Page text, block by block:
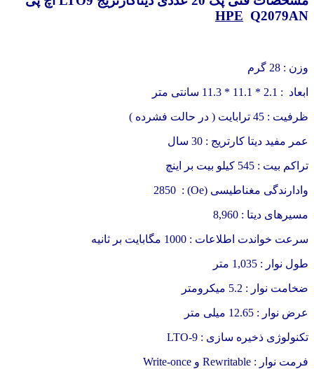
HPE Q2079AN
وزن : 28 گرم
ابعاد : 2.1 * 11.1 * 11.3 سانتی متر
ظرفیت : 45 ترابایت ( در حالت فشرده )
عمر مفید دیتا کارتریج : 30 سال
تراکم بیت : 545 کیلو بیت بر اینچ
وادارندگی مغناطیسی (Oe) :
مسیرهای دیتا : 8,960
سرعت خواندت اطلاعات : 1000 مگابایت بر ثانیه
طول نوار : 1,035 متر
ضخامت نوار : 5.2 میکرومتر
عرض نوار : 12.65 میلی متر
تکنولوژی ذخیره سازی : LTO-9
فرمت نوار : Rewritable و Write-once